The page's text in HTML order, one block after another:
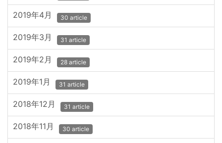
2019年4月 30 article
2019年3月 31 article
2019年2月 28 article
2019年1月 31 article
2018年12月 31 article
2018年11月 30 article